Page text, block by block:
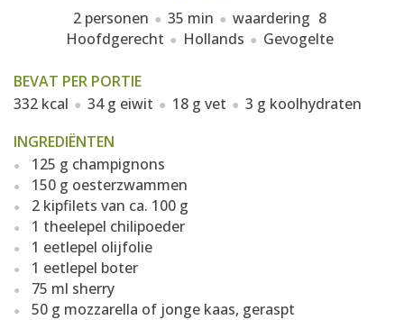
2 personen 35 min waardering 8
Hoofdgerecht
Hollands Gevogelte
BEVAT PER PORTIE
332 kcal
34 g eiwit 18 g vet
3 g koolhydraten
INGREDIËNTEN
125 g champignons
150 g oesterzwammen
2 kipfilets van ca. 100 g
1 theelepel chilipoeder
1 eetlepel olijfolie
1 eetlepel boter
75 ml sherry
50 g mozzarella of jonge kaas, geraspt